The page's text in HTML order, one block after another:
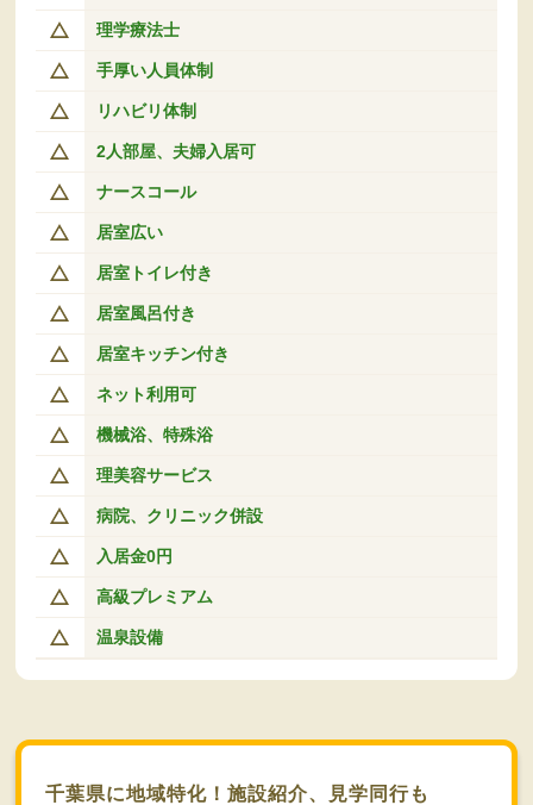
理学療法士
手厚い人員体制
リハビリ体制
2人部屋、夫婦入居可
ナースコール
居室広い
居室トイレ付き
居室風呂付き
居室キッチン付き
ネット利用可
機械浴、特殊浴
理美容サービス
病院、クリニック併設
入居金0円
高級プレミアム
温泉設備
千葉県に地域特化！施設紹介、見学同行も